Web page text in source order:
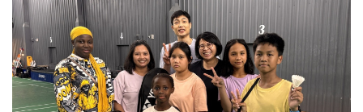
Directions 計畫主任 Erica TeKampe。兩位分別從都會型一
站式整合與服務銜接的脈絡出發，提出在倡議、資源配置、
服務模式與實務斷點上的共通觀察。「先倡議、後服務」與
五年資金需求以 SFAF 高齡服務主任 Vince 的團隊實務為
例，年長感染者福祉，…